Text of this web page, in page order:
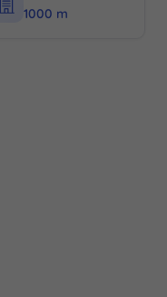
1000 m